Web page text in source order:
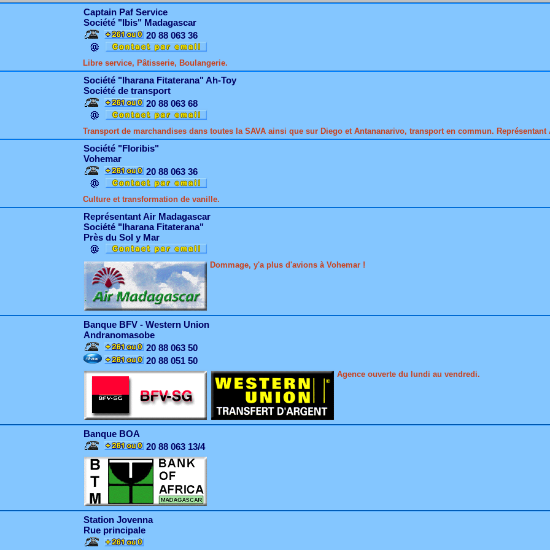
Captain Paf Service
Société "Ibis" Madagascar
20 88 063 36
Libre service, Pâtisserie, Boulangerie.
Société "Iharana Fitaterana" Ah-Toy
Société de transport
20 88 063 68
Transport de marchandises dans toutes la SAVA ainsi que sur Diego et Antananarivo, transport en commun. Représentant
Société "Floribis"
Vohemar
20 88 063 36
Culture et transformation de vanille.
Représentant Air Madagascar
Société "Iharana Fitaterana"
Près du Sol y Mar
Dommage, y'a plus d'avions à Vohemar !
Banque BFV - Western Union
Andranomasobe
20 88 063 50
20 88 051 50
Agence ouverte du lundi au vendredi.
Banque BOA
20 88 063 13/4
Station Jovenna
Rue principale